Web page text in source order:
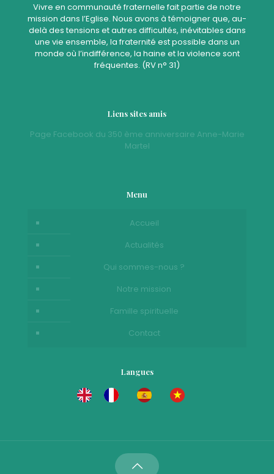
Vivre en communauté fraternelle fait partie de notre
mission dans l’Eglise. Nous avons à témoigner que, au-
delà des tensions et autres difficultés, inévitables dans
une vie ensemble, la fraternité est possible dans un
monde où l’indifférence, la haine et la violence sont
fréquentes. (RV n° 31)
Liens sites amis
Page Facebook du 350 ème anniversaire Anne-Marie
Martel
Menu
Accueil
Actualités
Qui sommes-nous ?
Notre mission
Famille spirituelle
Contact
Langues